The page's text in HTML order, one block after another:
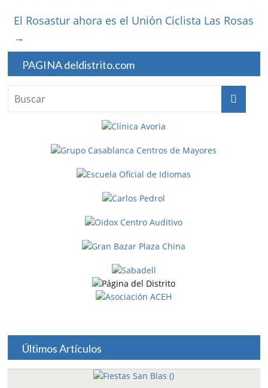
El Rosastur ahora es el Unión Ciclista Las Rosas
→
PAGINA deldistrito.com
Últimos Artículos